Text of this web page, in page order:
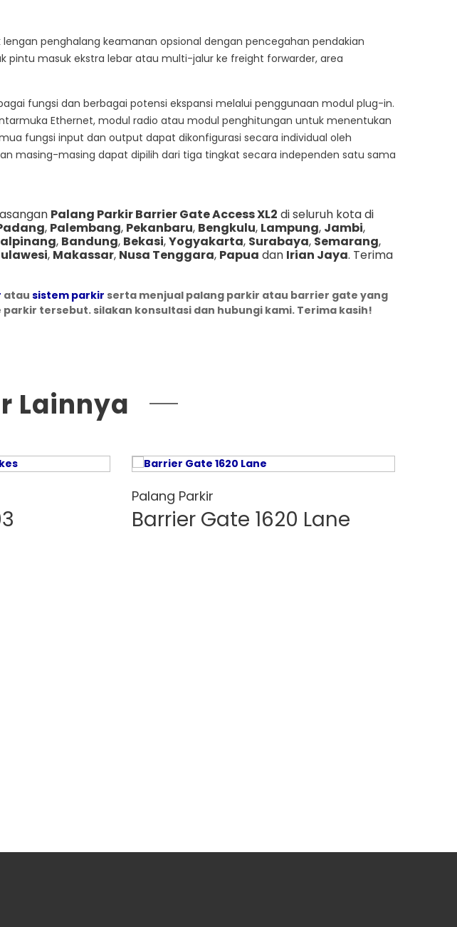
penghalang keamanan opsional dengan pencegahan pendakian
pintu masuk ekstra lebar atau multi-jalur ke freight forwarder, area
fungsi dan berbagai potensi ekspansi melalui penggunaan modul plug-in.
Ethernet, modul radio atau modul penghitungan untuk menentukan
fungsi input dan output dapat dikonfigurasi secara individual oleh
masing-masing dapat dipilih dari tiga tingkat secara independen satu sama
Palang Parkir Barrier Gate Access XL2 di seluruh kota di
, Palembang, Pekanbaru, Bengkulu, Lampung, Jambi,
, Bandung, Bekasi,Yogyakarta, Surabaya, Semarang,
, Makassar, Nusa Tenggara, Papua dan Irian Jaya. Terima
atau sistem parkir serta menjual palang parkir atau barrier gate yang
tersebut. silakan konsultasi dan hubungi kami. Terima kasih!
Lainnya
Palang Parkir
Barrier Gate 1620 Lane